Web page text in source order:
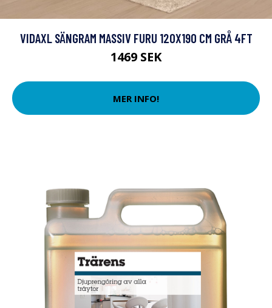
VIDAXL SÄNGRAM MASSIV FURU 120X190 CM GRÅ 4FT
1469 SEK
MER INFO!